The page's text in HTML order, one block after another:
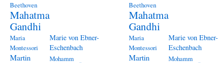
Beethoven
Mahatma
Gandhi
Maria
Montessori
Marie von Ebner-
Eschenbach
Martin
Mohamm
Beethoven
Mahatma
Gandhi
Maria
Montessori
Marie von Ebner-
Eschenbach
Martin
Mohamm